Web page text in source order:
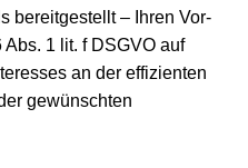
bereitgestellt – Ihren Vor-
1 lit. f DSGVO auf
an der effizienten
gewünschten